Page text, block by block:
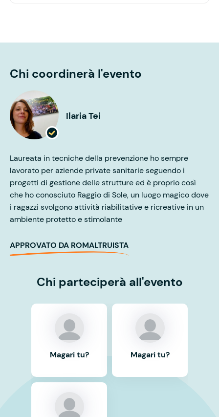
Chi coordinerà l'evento
Ilaria Tei
Laureata in tecniche della prevenzione ho sempre
lavorato per aziende private sanitarie seguendo i
progetti di gestione delle strutture ed è proprio così
che ho conosciuto Raggio di Sole, un luogo magico dove
i ragazzi svolgono attività riabilitative e ricreative in un
ambiente protetto e stimolante
APPROVATO DA ROMALTRUISTA
Chi parteciperà all'evento
Magari tu? Magari tu?